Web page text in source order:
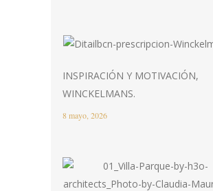
INSPIRACIÓN Y MOTIVACIÓN,
WINCKELMANS.
8 mayo, 2026